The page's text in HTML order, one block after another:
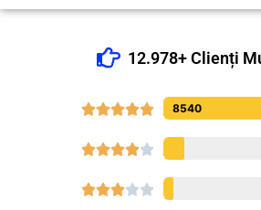
12.978+ Clienți
 8540

